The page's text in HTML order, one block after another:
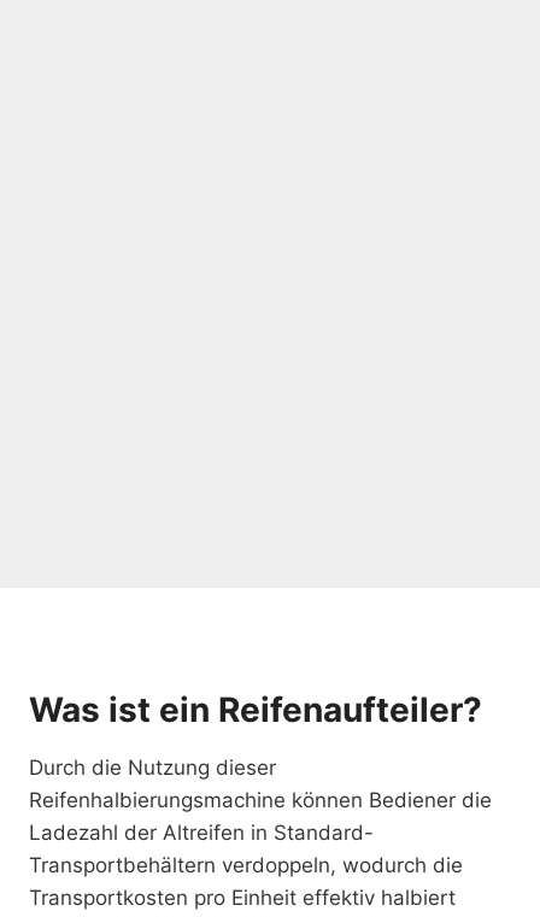
Was ist ein Reifenaufteiler?
Durch die Nutzung dieser
Reifenhalbierungsmachine können Bediener die
Ladezahl der Altreifen in Standard-
Transportbehältern verdoppeln, wodurch die
Transportkosten pro Einheit effektiv halbiert